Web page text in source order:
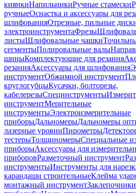
киянкиНапильникиРучные стамески
ручныеОснастка и аксессуары для
шлифованияОтрезные, пильные
электроинструментаФрезы
листыШлифовальные чашки
сегментыПолировальные валы
шиныКомплектующие для резания
резанияАксессуары для шлифования
инструментОбжимной инструмент
круглогубцыКусачки, болторезы,
кабелерезыСпецинструменты
инструментМерительные
инструментыЭлектроизмерительные
приборыДальномерыДальномеры
лазерные уровниПирометры
тестерыТолщиномерыСпециальные
приборыАксессуары для
приборовРазметочный инструмент
инструментыИнструменты для
карандаши строительныеКлейма
монтажный инструментЗаклепочники